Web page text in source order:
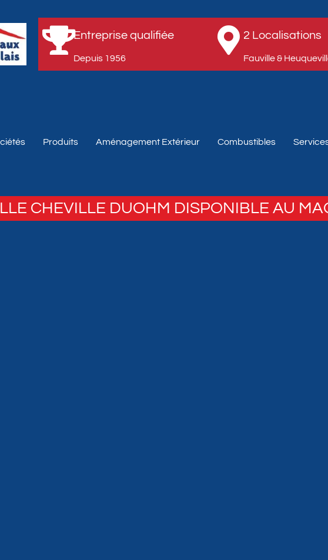
Entreprise qualifiée
Depuis 1956​
2 Localisations
Fauville &
Produits Aménagement Extérieur Combustibles
CHEVILLE DUOHM DISPONIBLE AU